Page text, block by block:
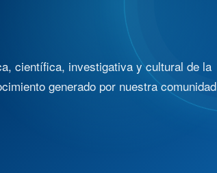
científica, investigativa y cultural de la
generado por nuestra comunidad